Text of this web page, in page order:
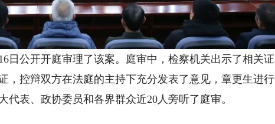
公开开庭审理了该案。庭审中，检察机关出示了相关证
，控辩双方在法庭的主持下充分发表了意见，章更生进行
表、政协委员和各界群众近20人旁听了庭审。